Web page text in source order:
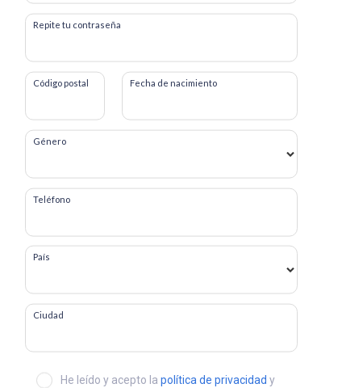
Repite tu contraseña
Código postal Fecha de nacimiento
Género
Teléfono
País
Ciudad
He leído y acepto la política de privacidad y